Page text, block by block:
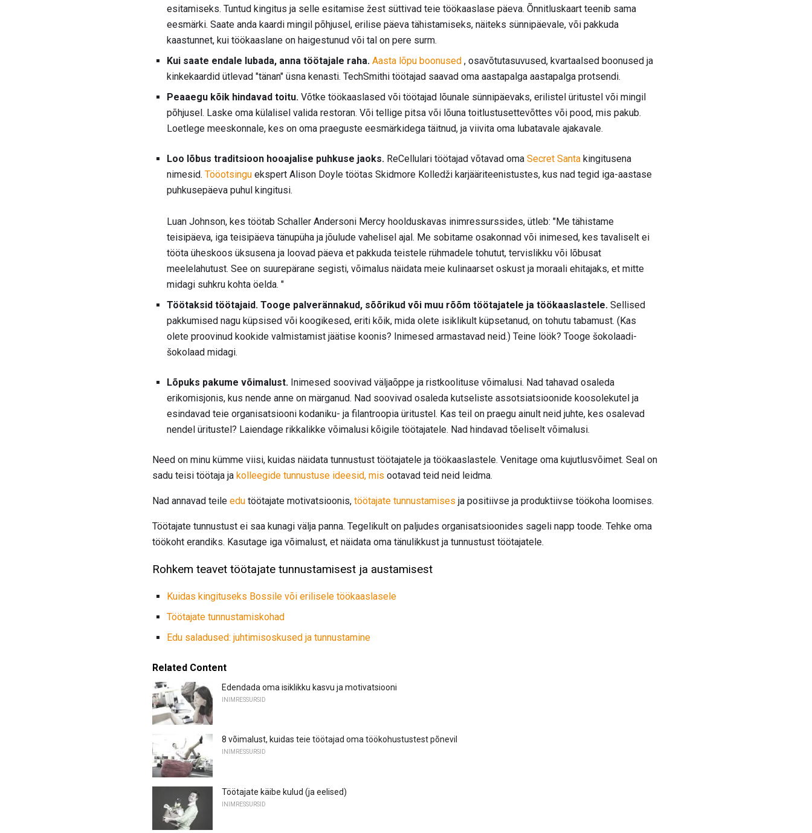
esitamiseks. Tuntud kingitus ja selle esitamise žest süttivad teie töökaaslase päeva. Õnnitluskaart teenib sama
eesmärki. Saate anda kaardi mingil põhjusel, erilise päeva tähistamiseks, näiteks sünnipäevale, või pakkuda
kaastunnet, kui töökaaslane on haigestunud või tal on pere surm.
Kui saate endale lubada, anna töötajale raha. Aasta lõpu boonused , osavõtutasuvused, kvartaalsed boonused ja
kinkekaardid ütlevad "tänan" üsna kenasti. TechSmithi töötajad saavad oma aastapalga aastapalga protsendi.
Peaaegu kõik hindavad toitu. Võtke töökaaslased või töötajad lõunale sünnipäevaks, erilistel üritustel või mingil
põhjusel. Laske oma külalisel valida restoran. Või tellige pitsa või lõuna toitlustusettevõttes või pood, mis pakub.
Loetlege meeskonnale, kes on oma praeguste eesmärkidega täitnud, ja viivita oma lubatavale ajakavale.
Loo lõbus traditsioon hooajalise puhkuse jaoks. ReCellulari töötajad võtavad oma Secret Santa kingitusena
nimesid. Tööotsingu ekspert Alison Doyle töötas Skidmore Kolledži karjääriteenistustes, kus nad tegid iga-aastase
puhkusepäeva puhul kingitusi.
Luan Johnson, kes töötab Schaller Andersoni Mercy hoolduskavas inimressurssides, ütleb: "Me tähistame
teisipäeva, iga teisipäeva tänupüha ja jõulude vahelisel ajal. Me sobitame osakonnad või inimesed, kes tavaliselt ei
tööta üheskoos üksusena ja loovad päeva et pakkuda teistele rühmadele tohutut, tervislikku või lõbusat
meelelahutust. See on suurepärane segisti, võimalus näidata meie kulinaarset oskust ja moraali ehitajaks, et mitte
midagi suhkru kohta öelda. "
Töötaksid töötajaid. Tooge palverännakud, sõõrikud või muu rõõm töötajatele ja töökaaslastele. Sellised
pakkumised nagu küpsised või koogikesed, eriti kõik, mida olete isiklikult küpsetanud, on tohutu tabamust. (Kas
olete proovinud kookide valmistamist jäätise koonis? Inimesed armastavad neid.) Teine löök? Tooge šokolaadi-
šokolaad midagi.
Lõpuks pakume võimalust. Inimesed soovivad väljaõppe ja ristkoolituse võimalusi. Nad tahavad osaleda
erikomisjonis, kus nende anne on märganud. Nad soovivad osaleda kutseliste assotsiatsioonide koosolekutel ja
esindavad teie organisatsiooni kodaniku- ja filantroopia üritustel. Kas teil on praegu ainult neid juhte, kes osalevad
nendel üritustel? Laiendage rikkalikke võimalusi kõigile töötajatele. Nad hindavad tõeliselt võimalusi.
Need on minu kümme viisi, kuidas näidata tunnustust töötajatele ja töökaaslastele. Venitage oma kujutlusvõimet. Seal on
sadu teisi töötaja ja kolleegide tunnustuse ideesid, mis ootavad teid neid leidma.
Nad annavad teile edu töötajate motivatsioonis, töötajate tunnustamises ja positiivse ja produktiivse töökoha loomises.
Töötajate tunnustust ei saa kunagi välja panna. Tegelikult on paljudes organisatsioonides sageli napp toode. Tehke oma
töökoht erandiks. Kasutage iga võimalust, et näidata oma tänulikkust ja tunnustust töötajatele.
Rohkem teavet töötajate tunnustamisest ja austamisest
Kuidas kingituseks Bossile või erilisele töökaaslasele
Töötajate tunnustamiskohad
Edu saladused: juhtimisoskused ja tunnustamine
Related Content
Edendada oma isiklikku kasvu ja motivatsiooni
INIMRESSURSID
8 võimalust, kuidas teie töötajad oma töökohustustest põnevil
INIMRESSURSID
Töötajate käibe kulud (ja eelised)
INIMRESSURSID